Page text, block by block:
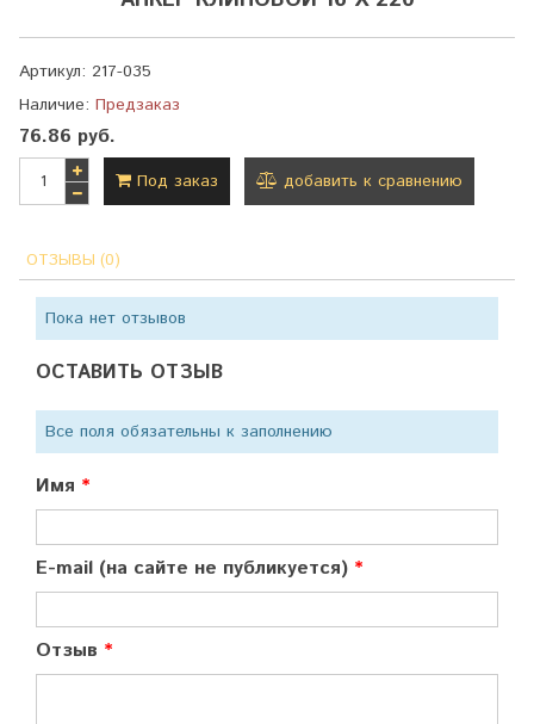
Артикул: 217-035
Наличие: Предзаказ
76.86 руб.
Под заказ добавить к сравнению
ОТЗЫВЫ (0)
Пока нет отзывов
ОСТАВИТЬ ОТЗЫВ
Все поля обязательны к заполнению
Имя
E-mail (на сайте не публикуется)
Отзыв